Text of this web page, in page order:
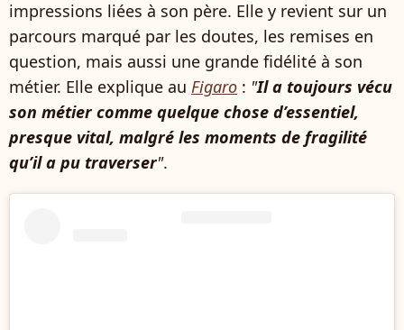
impressions liées à son père. Elle y revient sur un
parcours marqué par les doutes, les remises en
question, mais aussi une grande fidélité à son
métier. Elle explique au Figaro : "Il a toujours vécu
son métier comme quelque chose d’essentiel,
presque vital, malgré les moments de fragilité
qu’il a pu traverser".